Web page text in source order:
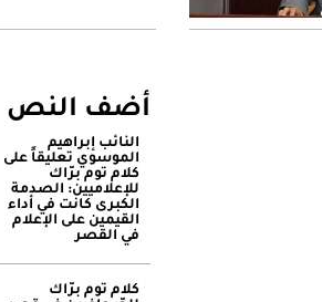
أضف النص
النائب إبراهيم
الموسوي تعليقاً على
كلام توم برّاك
للإعلاميين: الصدمة
الكبرى كانت في أداء
القيمين على ‏الإعلام
في القصر
كلام توم برّاك